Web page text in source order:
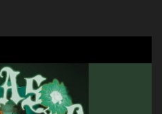
intentas rapear, cada que
usa a todo el mundo pa' conectar
pisas a to'a tu gente Pa’ dar
a mierda, traigo un Balvin en los
ser resiliente ¿Acaso eres
Parcerito, abre los ojos y